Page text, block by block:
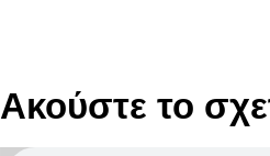
Ακούστε το